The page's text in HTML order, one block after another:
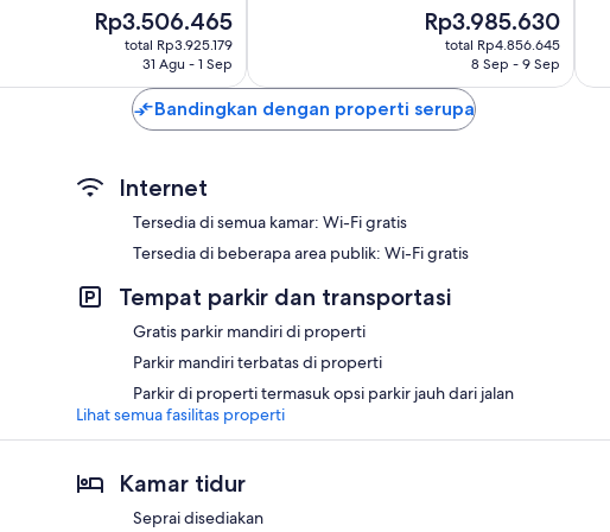
Harga
sekarang
Rp3.506.465
Rp3.506.465
total Rp3.925.179
31 Agu - 1 Sep
Harga
sekarang
Rp3.985.630
Rp3.985.630
total Rp4.856.645
8 Sep - 9 Sep
Bandingkan dengan properti serupa
Internet
Tersedia di semua kamar: Wi-Fi gratis
Tersedia di beberapa area publik: Wi-Fi gratis
Tempat parkir dan transportasi
Gratis parkir mandiri di properti
Parkir mandiri terbatas di properti
Parkir di properti termasuk opsi parkir jauh dari jalan
Lihat semua fasilitas properti
Kamar tidur
Seprai disediakan